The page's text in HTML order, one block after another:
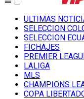
ULTIMAS
SELECCION
SELECCION
FICHAJES
PREMIER
LALIGA
MLS
CHAMPIONS
COPA